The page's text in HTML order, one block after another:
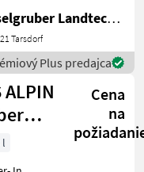
Beste
Amselgruber Landtechnik GmbH
Tarsdorf
Plus predajca
ALPIN
Cena
na
l